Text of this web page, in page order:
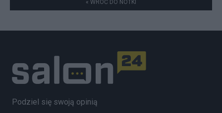
« WRÓĆ DO NOTKI
Podziel się swoją opinią